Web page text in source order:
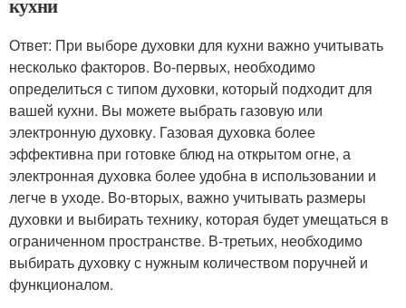
кухни
Ответ: При выборе духовки для кухни важно учитывать
несколько факторов. Во-первых, необходимо
определиться с типом духовки, который подходит для
вашей кухни. Вы можете выбрать газовую или
электронную духовку. Газовая духовка более
эффективна при готовке блюд на открытом огне, а
электронная духовка более удобна в использовании и
легче в уходе. Во-вторых, важно учитывать размеры
духовки и выбирать технику, которая будет умещаться в
ограниченном пространстве. В-третьих, необходимо
выбирать духовку с нужным количеством поручней и
функционалом.